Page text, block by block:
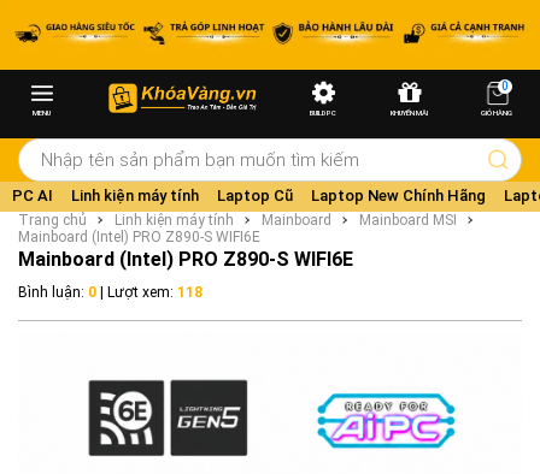
MENU BUILD PC KHUYẾN MÃI
0
GIỎ HÀNG
PC AI Linh kiện máy tính Laptop Cũ Laptop New Chính Hãng
Trang chủ Linh kiện máy tính Mainboard
Mainboard MSI
Mainboard (Intel) PRO Z890-S WIFI6E
Mainboard (Intel) PRO Z890-S WIFI6E
Bình luận: 0 | Lượt xem: 118